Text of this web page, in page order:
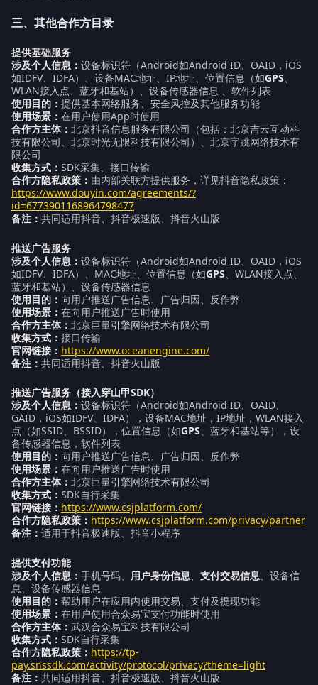
三、其他合作方目录
提供基础服务
涉及个人信息： 设备标识符（Android如Android ID、OAID，iOS
如IDFV、IDFA）、设备MAC地址、IP地址、位置信息（如GPS、
WLAN接入点、蓝牙和基站）、设备传感器信息 、软件列表
使用目的： 提供基本网络服务、安全风控及其他服务功能
使用场景： 在用户使用App时使用
合作方主体： 北京抖音信息服务有限公司（包括：北京吉云互动科
技有限公司、北京时光无限科技有限公司）、北京字跳网络技术有
限公司
收集方式： SDK采集、接口传输
合作方隐私政策： 由内部关联方提供服务，详见抖音隐私政策：
https://www.douyin.com/agreements/?
id=6773901168964798477
备注： 共同适用抖音、抖音极速版、抖音火山版
推送广告服务
涉及个人信息： 设备标识符（Android如Android ID、OAID，iOS
如IDFV、IDFA）、MAC地址、位置信息（如GPS 、WLAN接入点、
蓝牙和基站）、设备传感器信息
使用目的： 向用户推送广告信息、广告归因、反作弊
使用场景： 在向用户推送广告时使用
合作方主体： 北京巨量引擎网络技术有限公司
收集方式： 接口传输
官网链接： https://www.oceanengine.com/
备注： 共同适用抖音、抖音火山版
推送广告服务（接入穿山甲SDK）
涉及个人信息： 设备标识符（Android如Android ID、OAID、
GAID，iOS如IDFV、IDFA），设备MAC地址，IP地址，WLAN接入
点（如SSID、BSSID），位置信息（如GPS、蓝牙和基站等），设
备传感器信息，软件列表
使用目的： 向用户推送广告信息、广告归因、反作弊
使用场景： 在向用户推送广告时使用
合作方主体： 北京巨量引擎网络技术有限公司
收集方式： SDK自行采集
官网链接： https://www.csjplatform.com/
合作方隐私政策： https://www.csjplatform.com/privacy/partner
备注： 适用于抖音极速版、抖音小程序
提供支付功能
涉及个人信息： 手机号码、 用户身份信息 支付交易信息 、设备信
息、设备传感器信息
使用目的： 帮助用户在应用内使用交易、支付及提现功能
使用场景： 在用户使用合众易宝支付功能时使用
合作方主体： 武汉合众易宝科技有限公司
收集方式： SDK自行采集
合作方隐私政策： https://tp-
pay.snssdk.com/activity/protocol/privacy?theme=light
备注： 共同适用抖音、抖音极速版、抖音火山版